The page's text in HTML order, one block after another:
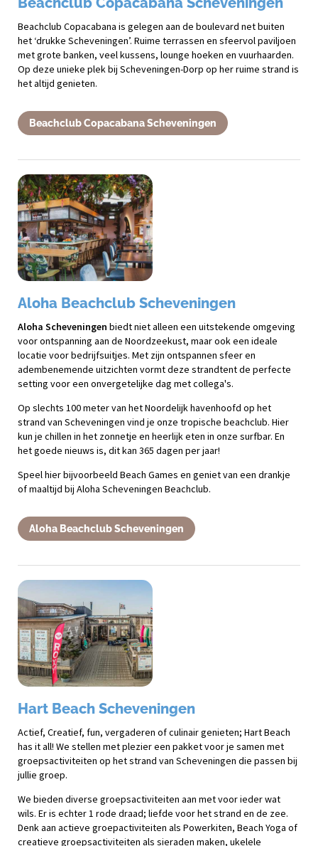
Beachclub Copacabana is gelegen aan de boulevard net buiten
het ‘drukke Scheveningen’. Ruime terrassen en sfeervol paviljoen
met grote banken, veel kussens, lounge hoeken en vuurhaarden.
Op deze unieke plek bij Scheveningen-Dorp op her ruime strand is
het altijd genieten.
Beachclub Copacabana Scheveningen
Aloha Beachclub Scheveningen
Aloha Scheveningen biedt niet alleen een uitstekende omgeving
voor ontspanning aan de Noordzeekust, maar ook een ideale
locatie voor bedrijfsuitjes. Met zijn ontspannen sfeer en
adembenemende uitzichten vormt deze strandtent de perfecte
setting voor een onvergetelijke dag met collega's.
Op slechts 100 meter van het Noordelijk havenhoofd op het
strand van Scheveningen vind je onze tropische beachclub. Hier
kun je chillen in het zonnetje en heerlijk eten in onze surfbar. En
het goede nieuws is, dit kan 365 dagen per jaar!
Speel hier bijvoorbeeld Beach Games en geniet van een drankje
of maaltijd bij Aloha Scheveningen Beachclub.
Aloha Beachclub Scheveningen
Hart Beach Scheveningen
Actief, Creatief, fun, vergaderen of culinair genieten; Hart Beach
has it all! We stellen met plezier een pakket voor je samen met
groepsactiviteiten op het strand van Scheveningen die passen bij
jullie groep.
We bieden diverse groepsactiviteiten aan met voor ieder wat
wils. Er is echter 1 rode draad; liefde voor het strand en de zee.
Denk aan actieve groepactiviteiten als Powerkiten, Beach Yoga of
creatieve groepsactiviteiten als sieraden maken, ukelele